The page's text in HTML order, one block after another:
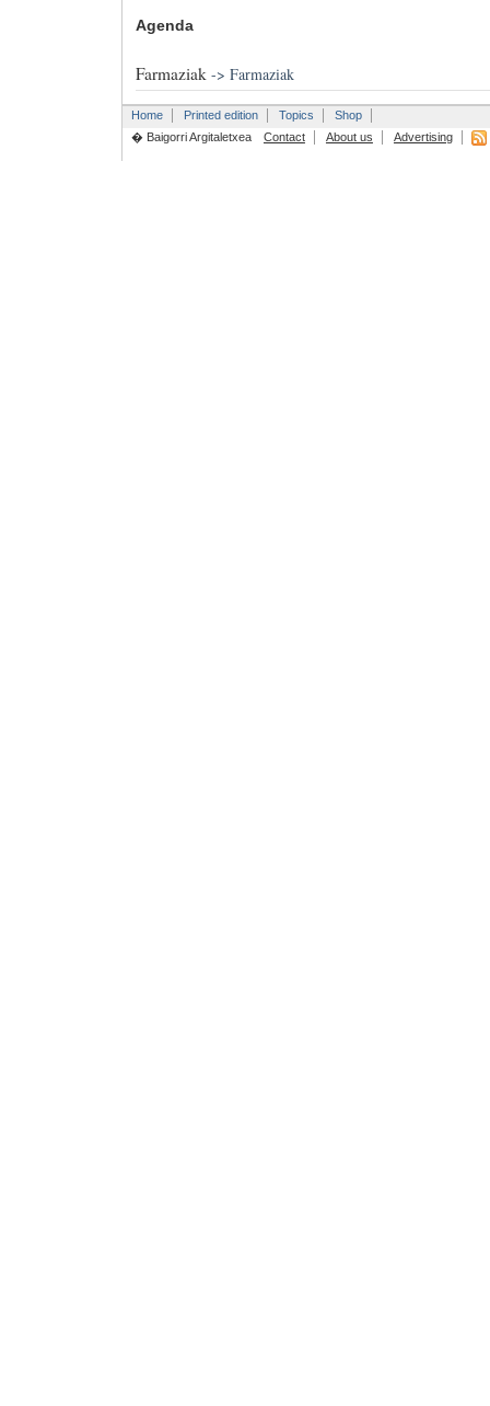
Agenda
Farmaziak -> Farmaziak
Home Printed edition Topics
Shop
� Baigorri Argitaletxea
Contact About us Advertising